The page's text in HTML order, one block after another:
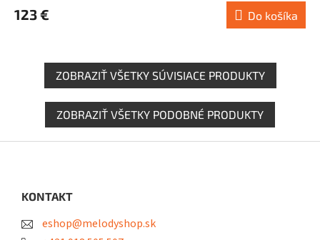
123 € Do košíka
ZOBRAZIŤ VŠETKY SÚVISIACE PRODUKTY
ZOBRAZIŤ VŠETKY PODOBNÉ PRODUKTY
KONTAKT
eshop@melodyshop.sk